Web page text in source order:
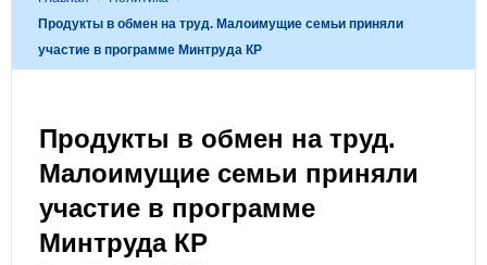
Продукты в обмен на труд. Малоимущие семьи приняли
участие в программе Минтруда КР
Продукты в обмен на труд.
Малоимущие семьи приняли
участие в программе
Минтруда КР